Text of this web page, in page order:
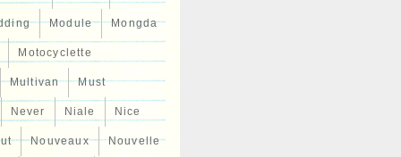
Module Mongda
Motocyclette
Multivan Must
Never Niale Nice
Nouveaux Nouvelle